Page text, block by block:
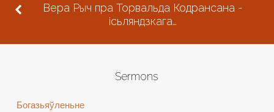
Вера Рыч пра Торвальда Кодрансана -
ісьляндзкага…
Sermons
Богазьяўленьне